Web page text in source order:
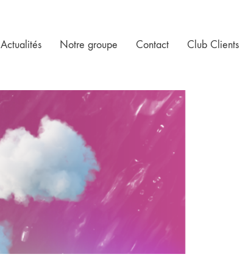
Actualités Notre groupe Contact Club Clients